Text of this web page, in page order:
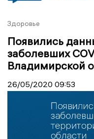
Здоровье
Появились
заболевших
Владимирской
26/05/2020 09:53